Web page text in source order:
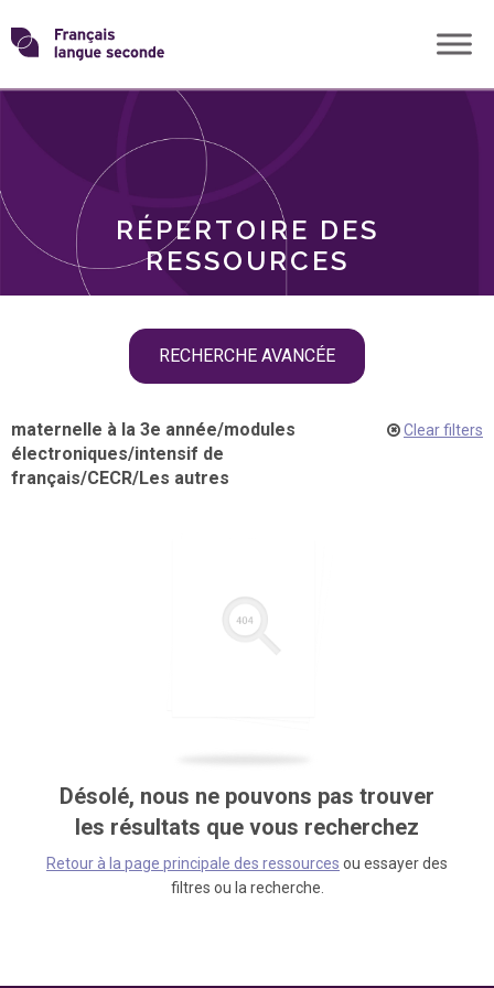
Skip
toTransformons
langue
RÉPERTOIRE DES
RESSOURCES
RECHERCHE AVANCÉE
THÈMES
maternelle à la 3e année/modules
électroniques/intensif de
français/CECR/Les autres
Clear filters
Désolé, nous ne pouvons pas trouver
les résultats que vous recherchez
Retour à la page principale des ressources ou essayer des
filtres ou la recherche.